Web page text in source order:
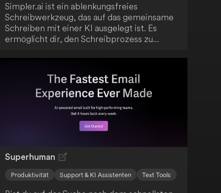
Simpler.ai ist ein ablenkungsfreies
Schreibwerkzeug, das auf das gemeinsame
Schreiben mit einer KI ausgelegt ist. Es
ermöglicht dir, den Schreibprozess zu
deinen Text fortführen soll. Nutze die
Flexibilität, Texte sowohl am Ende als auch in
der Mitte mit Hilfe der KI zu ergänzen.
Superhuman
Produktivität Support & KI Assistenten Text Tools